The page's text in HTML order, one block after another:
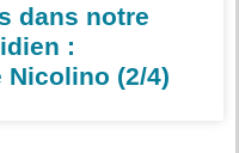
dans notre
:
Nicolino (2/4)